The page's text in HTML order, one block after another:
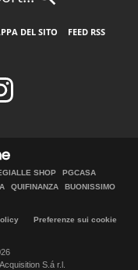
DEL SITO
FEED RSS
SHOP
PGCASA
QUIFINANZA
BUONISSIMO
Preferenze sui cookie
S.á r.l.